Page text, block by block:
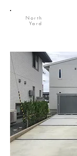
North
Yard